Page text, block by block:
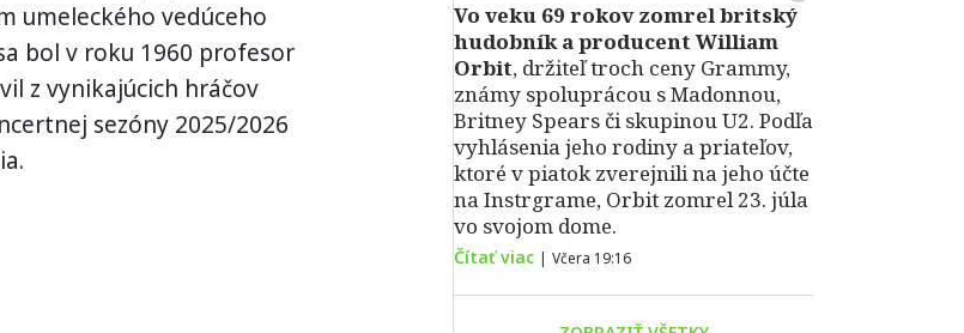
umeleckého vedúceho
bol v roku 1960 profesor
z vynikajúcich hráčov
sezóny 2025/2026
Vo veku 69 rokov zomrel britský
hudobník a producent William
Orbit, držiteľ troch ceny Grammy,
známy spoluprácou s Madonnou,
Britney Spears či skupinou U2. Podľa
vyhlásenia jeho rodiny a priateľov,
ktoré v piatok zverejnili na jeho účte
na Instrgrame, Orbit zomrel 23. júla
vo svojom dome.
Čítať viac | Včera 19:16